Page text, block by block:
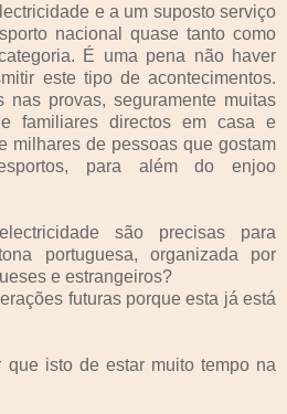
e a um suposto serviço
nacional quase tanto como
É uma pena não haver
este tipo de acontecimentos.
nas provas, seguramente muitas
familiares directos em casa e
milhares de pessoas que gostam
para além do enjoo
são precisas para
portuguesa, organizada por
e estrangeiros?
futuras porque esta já está
isto de estar muito tempo na